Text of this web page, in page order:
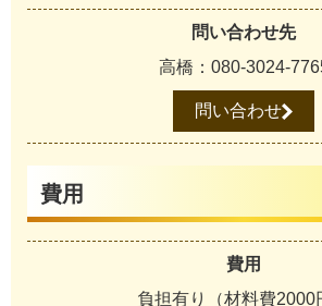
問い合わせ先
高橋：080-3024-
問い合わせ
費用
費用
負担有り（材料費2000